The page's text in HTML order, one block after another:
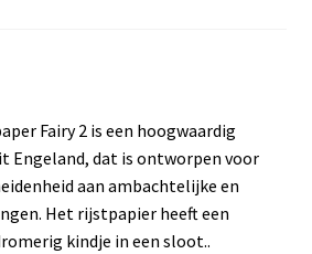
Fairy 2 is een hoogwaardig
Engeland, dat is ontworpen voor
aan ambachtelijke en
Het rijstpapier heeft een
kindje in een sloot..